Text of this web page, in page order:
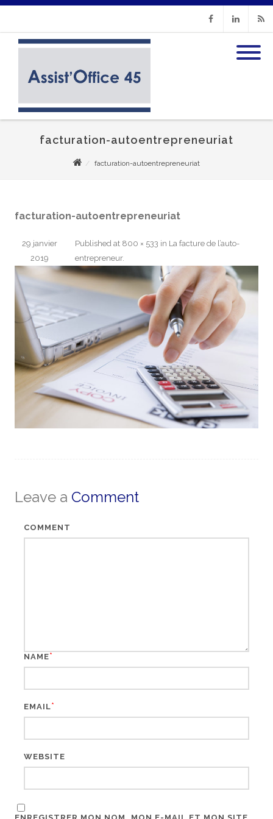
FacebookLinkedin
RSS
facturation-autoentrepreneuriat
facturation-autoentrepreneuriat
facturation-autoentrepreneuriat
Published
29 janvier
2019
at 800 × 533 in La facture de l’auto-
entrepreneur.
Leave a Comment
COMMENT
NAME*
EMAIL*
WEBSITE